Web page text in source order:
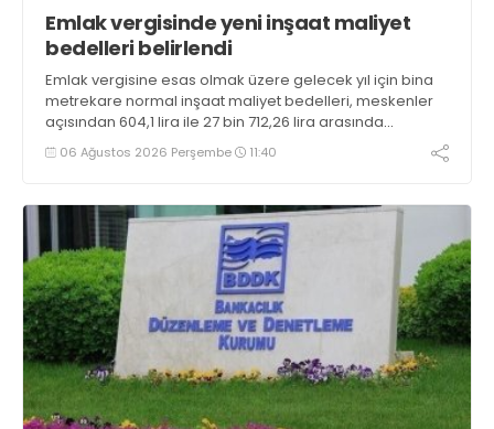
Emlak vergisinde yeni inşaat maliyet
bedelleri belirlendi
Emlak vergisine esas olmak üzere gelecek yıl için bina
metrekare normal inşaat maliyet bedelleri, meskenler
açısından 604,1 lira ile 27 bin 712,26 lira arasında
değişecek
06 Ağustos 2026 Perşembe 11:40